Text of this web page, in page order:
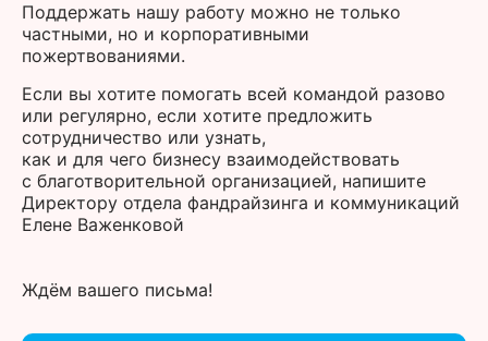
Поддержать нашу работу можно не только
частными, но и корпоративными
пожертвованиями.
Если вы хотите помогать всей командой разово
или регулярно, если хотите предложить
сотрудничество или узнать,
как и для чего бизнесу взаимодействовать
с благотворительной организацией, напишите
Директору отдела фандрайзинга и коммуникаций
Елене Важенковой
Ждём вашего письма!